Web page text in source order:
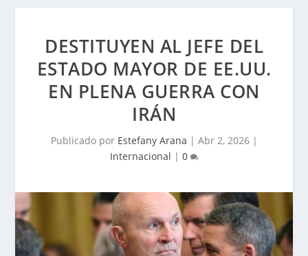
DESTITUYEN AL JEFE DEL
ESTADO MAYOR DE EE.UU.
EN PLENA GUERRA CON
IRÁN
Publicado por Estefany Arana | Abr 2, 2026|
Internacional | 0